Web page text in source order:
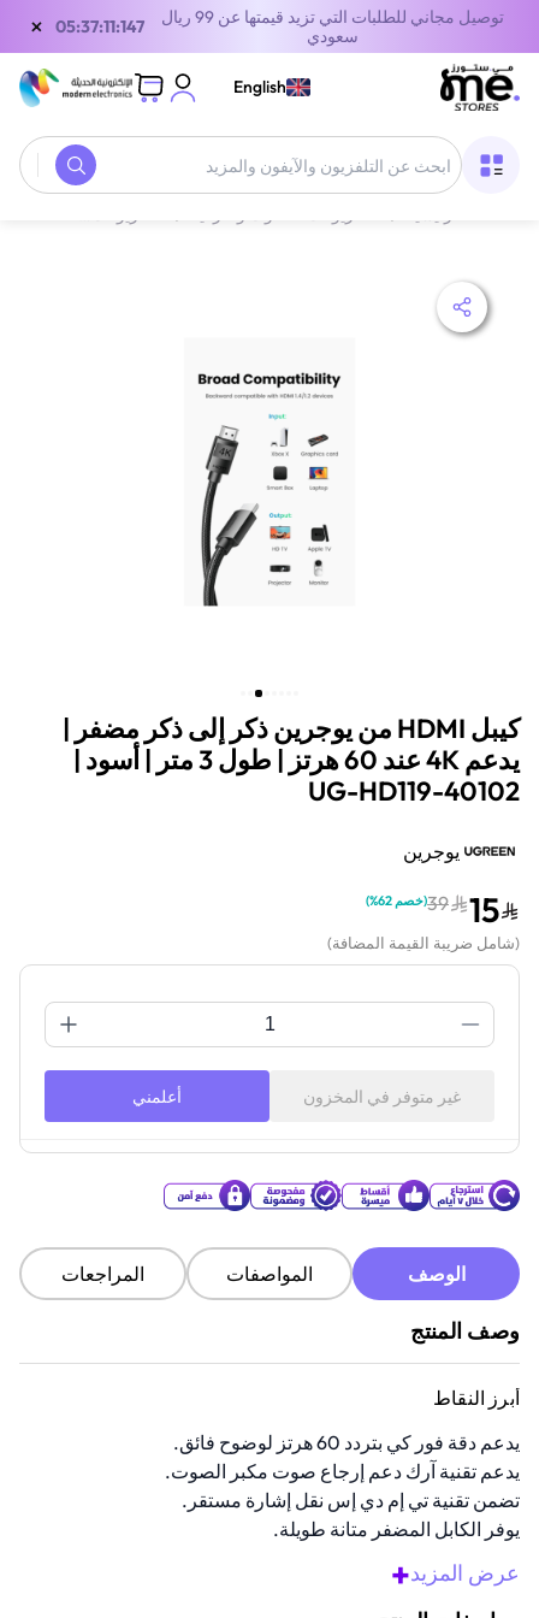
توصيل مجاني للطلبات التي تزيد قيمتها عن 99 ريال
سعودي
05:37:11:147
×
English
كيبل HDMI من يوجرين ذكر إلى ذكر مضفر |
يدعم 4K عند 60 هرتز | طول 3 متر | أسود |
UG-HD119-40102
يوجرين
15
39
(خصم 62% )
(شامل ضريبة القيمة المضافة)
غير متوفر في المخزون أعلمني
الوصف المواصفات المراجعات
وصف المنتج
أبرز النقاط
يدعم دقة فور كي بتردد 60 هرتز لوضوح فائق.
يدعم تقنية آرك دعم إرجاع صوت مكبر الصوت.
تضمن تقنية تي إم دي إس نقل إشارة مستقر.
يوفر الكابل المضفر متانة طويلة.
يدعم تقنية إيثرنت لمشاركة اتصال الإنترنت.
عرض المزيد+